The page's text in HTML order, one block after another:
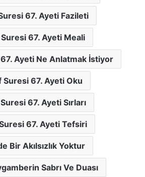
67. Ayeti Fazileti
67. Ayeti Meali
Ayeti Ne Anlatmak İstiyor
Suresi 67. Ayeti Oku
67. Ayeti Sırları
67. Ayeti Tefsiri
Bir Akılsızlık Yoktur
Sabrı Ve Duası